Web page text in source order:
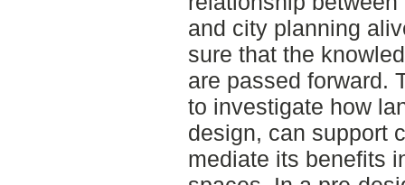
and city planning
sure that the
are passed forward.
to investigate how
design, can support
mediate its benefits